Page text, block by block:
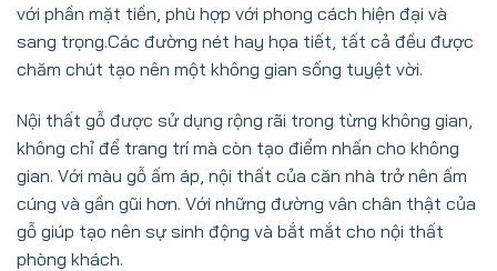
với phần mặt tiền, phù hợp với phong cách hiện đại và
sang trọng.Các đường nét hay họa tiết, tất cả đều được
chăm chút tạo nên một không gian sống tuyệt vời.
Nội thất gỗ được sử dụng rộng rãi trong từng không gian,
không chỉ để trang trí mà còn tạo điểm nhấn cho không
gian. Với màu gỗ ấm áp, nội thất của căn nhà trở nên ấm
cúng và gần gũi hơn. Với những đường vân chân thật của
gỗ giúp tạo nên sự sinh động và bắt mắt cho nội thất
phòng khách.